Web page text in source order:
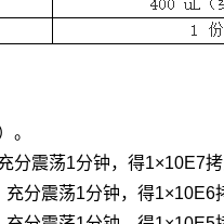
。
震荡1分钟，得1×10E7
分震荡1分钟，得1×10E6